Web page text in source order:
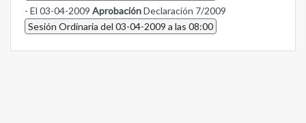
- El 03-04-2009 AprobaciónDeclaración 7/2009
Sesión Ordinaria del 03-04-2009 a las 08:00